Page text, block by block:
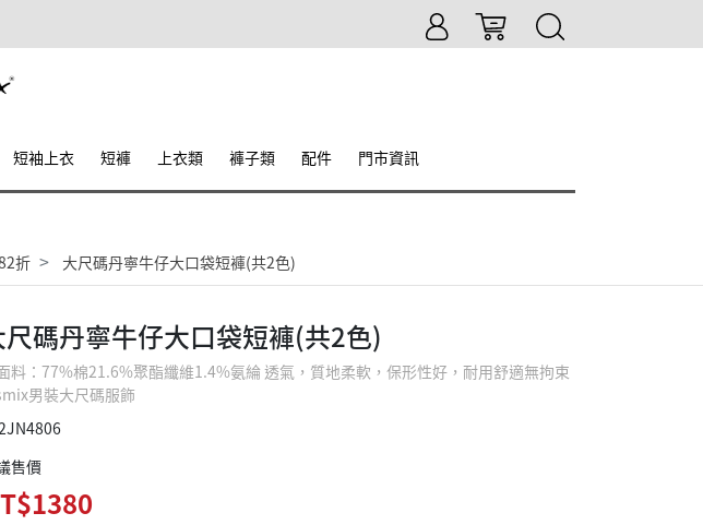
短袖上衣 短褲 上衣類 褲子類 配件 門市資訊
折 大尺碼丹寧牛仔大口袋短褲(共2色)
尺碼丹寧牛仔大口袋短褲(共2色)
料：77%棉21.6%聚酯纖維1.4%氨綸 透氣，質地柔軟，保形性好，耐用舒適無拘束
男裝大尺碼服飾
售價